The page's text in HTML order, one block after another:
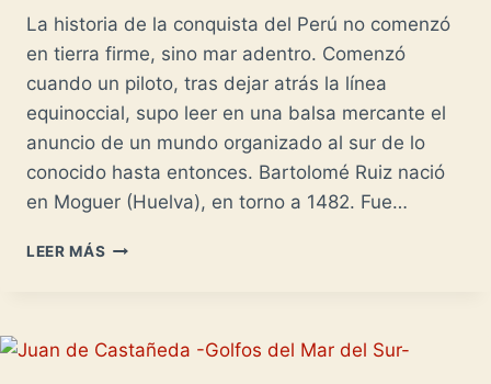
La historia de la conquista del Perú no comenzó
en tierra firme, sino mar adentro. Comenzó
cuando un piloto, tras dejar atrás la línea
equinoccial, supo leer en una balsa mercante el
anuncio de un mundo organizado al sur de lo
conocido hasta entonces. Bartolomé Ruiz nació
en Moguer (Huelva), en torno a 1482. Fue…
LEER MÁS BARTOLOMÉ
OTRO
LADO